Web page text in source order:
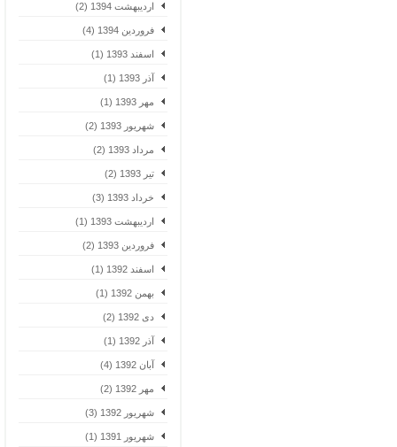
اردیبهشت 1394 (2)
فروردین 1394 (4)
اسفند 1393 (1)
آذر 1393 (1)
مهر 1393 (1)
شهریور 1393 (2)
مرداد 1393 (2)
تیر 1393 (2)
خرداد 1393 (3)
اردیبهشت 1393 (1)
فروردین 1393 (2)
اسفند 1392 (1)
بهمن 1392 (1)
دی 1392 (2)
آذر 1392 (1)
آبان 1392 (4)
مهر 1392 (2)
شهریور 1392 (3)
شهریور 1391 (1)